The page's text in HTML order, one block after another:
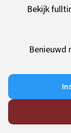
Bekijk
Benieuwd